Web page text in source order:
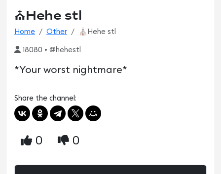
⛪️Hehe stl
Home Other ⛪️Hehe stl
18080 • @hehestl
*Your worst nightmare*
Share the channel:
0 0